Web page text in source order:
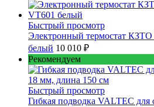
Быстрый просмотр
Электронный термостат
белый 10 010 ₽
Рекомендуем
Быстрый просмотр
Гибкая подводка VALTEC для